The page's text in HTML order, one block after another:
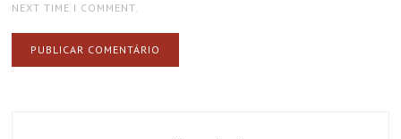
NEXT TIME I COMMENT.